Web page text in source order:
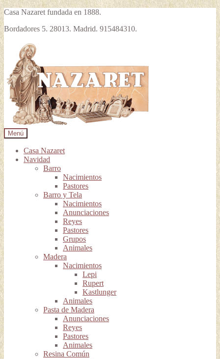
Casa Nazaret fundada en 1888.
Bordadores 5. 28013. Madrid. 915484310.
la
navegación
contenido
Menú
Casa Nazaret
Navidad
Barro
Nacimientos
Pastores
Barro y Tela
Nacimientos
Anunciaciones
Reyes
Pastores
Grupos
Animales
Madera
Nacimientos
Lepi
Rupert
Kastlunger
Animales
Pasta de Madera
Anunciaciones
Reyes
Pastores
Animales
Resina Común